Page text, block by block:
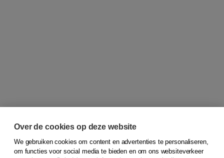
© 2026Koninklijke Boom uitgevers
Over de cookies op deze website
We gebruiken cookies om content en advertenties te personaliseren,
om functies voor social media te bieden en om ons websiteverkeer